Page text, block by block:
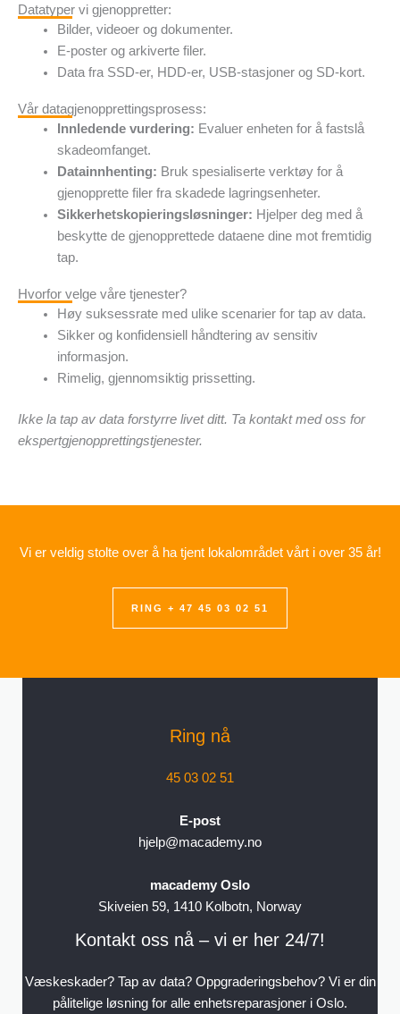
Datatyper vi gjenoppretter:
Bilder, videoer og dokumenter.
E-poster og arkiverte filer.
Data fra SSD-er, HDD-er, USB-stasjoner og SD-kort.
Vår datagjenopprettingsprosess:
Innledende vurdering: Evaluer enheten for å fastslå
skadeomfanget.
Datainnhenting: Bruk spesialiserte verktøy for å
gjenopprette filer fra skadede lagringsenheter.
Sikkerhetskopieringsløsninger: Hjelper deg med å
beskytte de gjenopprettede dataene dine mot fremtidig
tap.
Hvorfor velge våre tjenester?
Høy suksessrate med ulike scenarier for tap av data.
Sikker og konfidensiell håndtering av sensitiv
informasjon.
Rimelig, gjennomsiktig prissetting.
Ikke la tap av data forstyrre livet ditt. Ta kontakt med oss ​​for
ekspertgjenopprettingstjenester.
Vi er veldig stolte over å ha tjent lokalområdet vårt i over 35 år!
RING + 47 45 03 02 51
Ring nå
45 03 02 51
E-post
hjelp@macademy.no
macademy Oslo
Skiveien 59, 1410 Kolbotn, Norway
Kontakt oss nå – vi er her 24/7!
Væskeskader? Tap av data? Oppgraderingsbehov? Vi er din
pålitelige løsning for alle enhetsreparasjoner i Oslo.